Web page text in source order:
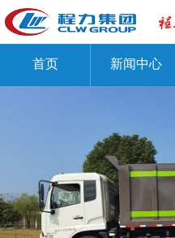
首页 新闻中心